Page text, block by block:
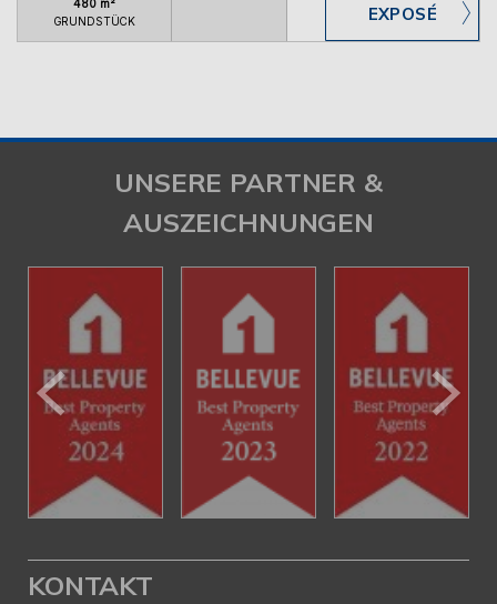
480 m²
GRUNDSTÜCK
UNSERE PARTNER &
AUSZEICHNUNGEN
KONTAKT